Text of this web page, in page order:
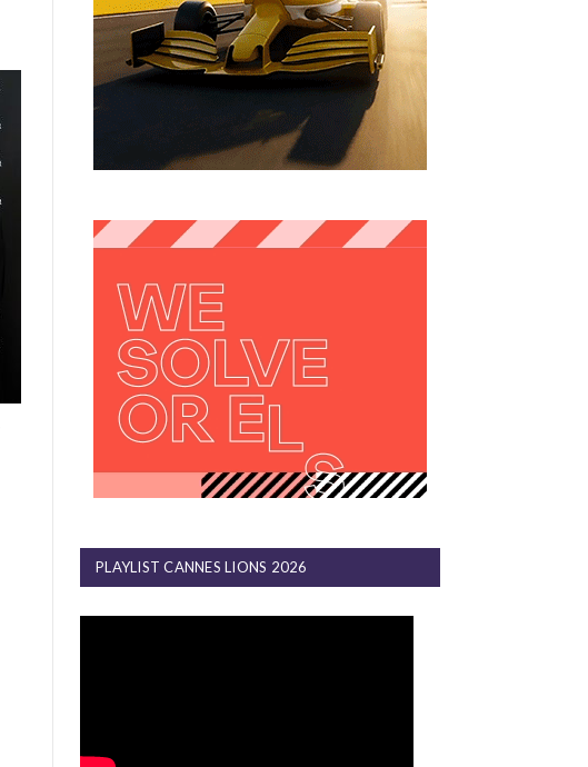
PLAYLIST CANNES LIONS 2026